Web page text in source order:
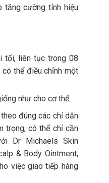
tăng cường tính hiệu
tối, liên tục trong 08
thể điều chỉnh một
như cho cơ thể.
đúng các chỉ dẫn
trọng, có thể chỉ cần
Dr Michaels Skin
& Body Ointment,
việc giao tiếp hàng